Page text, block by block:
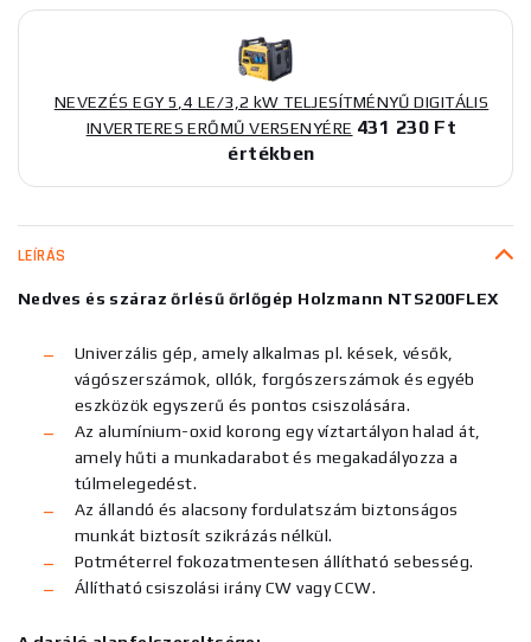
NEVEZÉS EGY 5,4 LE/3,2 kW TELJESÍTMÉNYŰ DIGITÁLIS
INVERTERES ERŐMŰ VERSENYÉRE 431 230 Ft
értékben
LEÍRÁS
Nedves és száraz őrlésű őrlőgép Holzmann NTS200FLEX
Univerzális gép, amely alkalmas pl. kések, vésők,
vágószerszámok, ollók, forgószerszámok és egyéb
eszközök egyszerű és pontos csiszolására.
Az alumínium-oxid korong egy víztartályon halad át,
amely hűti a munkadarabot és megakadályozza a
túlmelegedést.
Az állandó és alacsony fordulatszám biztonságos
munkát biztosít szikrázás nélkül.
Potméterrel fokozatmentesen állítható sebesség.
Állítható csiszolási irány CW vagy CCW.